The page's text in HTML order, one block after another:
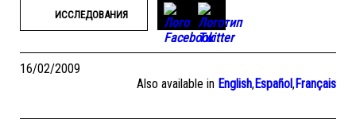
ИССЛЕДОВАНИЯ
16/02/2009
Also available in English,Español,Français